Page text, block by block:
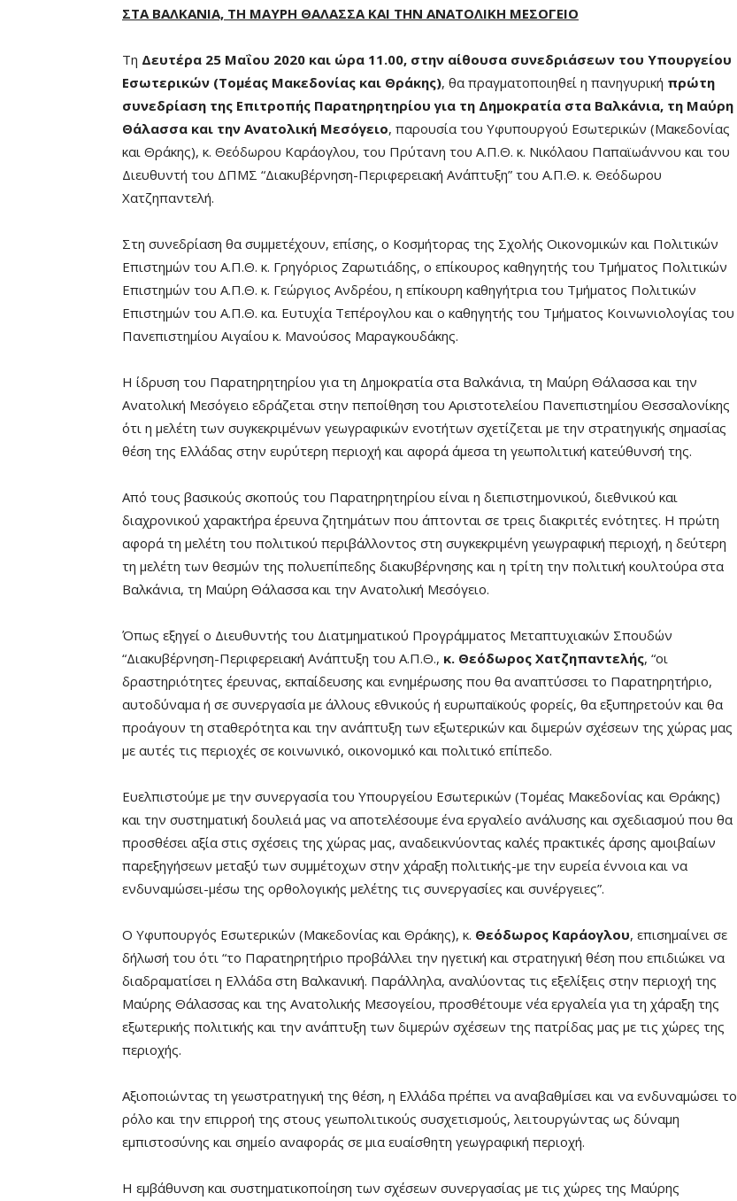
ΣΤΑ ΒΑΛΚΑΝΙΑ, ΤΗ ΜΑΥΡΗ ΘΑΛΑΣΣΑ ΚΑΙ ΤΗΝ ΑΝΑΤΟΛΙΚΗ ΜΕΣΟΓΕΙΟ
Τη Δευτέρα 25 Μαΐου 2020 και ώρα 11.00, στην αίθουσα συνεδριάσεων του Υπουργείου
Εσωτερικών (Τομέας Μακεδονίας και Θράκης), θα πραγματοποιηθεί η πανηγυρική πρώτη
συνεδρίαση της Επιτροπής Παρατηρητηρίου για τη Δημοκρατία στα Βαλκάνια, τη Μαύρη
Θάλασσα και την Ανατολική Μεσόγειο, παρουσία του Υφυπουργού Εσωτερικών (Μακεδονίας
και Θράκης), κ. Θεόδωρου Καράογλου, του Πρύτανη του Α.Π.Θ. κ. Νικόλαου Παπαϊωάννου και του
Διευθυντή του ΔΠΜΣ “Διακυβέρνηση-Περιφερειακή Ανάπτυξη” του Α.Π.Θ. κ. Θεόδωρου
Χατζηπαντελή.
Στη συνεδρίαση θα συμμετέχουν, επίσης, ο Κοσμήτορας της Σχολής Οικονομικών και Πολιτικών
Επιστημών του Α.Π.Θ. κ. Γρηγόριος Ζαρωτιάδης, ο επίκουρος καθηγητής του Τμήματος Πολιτικών
Επιστημών του Α.Π.Θ. κ. Γεώργιος Ανδρέου, η επίκουρη καθηγήτρια του Τμήματος Πολιτικών
Επιστημών του Α.Π.Θ. κα. Ευτυχία Τεπέρογλου και ο καθηγητής του Τμήματος Κοινωνιολογίας του
Πανεπιστημίου Αιγαίου κ. Μανούσος Μαραγκουδάκης.
Η ίδρυση του Παρατηρητηρίου για τη Δημοκρατία στα Βαλκάνια, τη Μαύρη Θάλασσα και την
Ανατολική Μεσόγειο εδράζεται στην πεποίθηση του Αριστοτελείου Πανεπιστημίου Θεσσαλονίκης
ότι η μελέτη των συγκεκριμένων γεωγραφικών ενοτήτων σχετίζεται με την στρατηγικής σημασίας
θέση της Ελλάδας στην ευρύτερη περιοχή και αφορά άμεσα τη γεωπολιτική κατεύθυνσή της.
Από τους βασικούς σκοπούς του Παρατηρητηρίου είναι η διεπιστημονικού, διεθνικού και
διαχρονικού χαρακτήρα έρευνα ζητημάτων που άπτονται σε τρεις διακριτές ενότητες. Η πρώτη
αφορά τη μελέτη του πολιτικού περιβάλλοντος στη συγκεκριμένη γεωγραφική περιοχή, η δεύτερη
τη μελέτη των θεσμών της πολυεπίπεδης διακυβέρνησης και η τρίτη την πολιτική κουλτούρα στα
Βαλκάνια, τη Μαύρη Θάλασσα και την Ανατολική Μεσόγειο.
Όπως εξηγεί ο Διευθυντής του Διατμηματικού Προγράμματος Μεταπτυχιακών Σπουδών
“Διακυβέρνηση-Περιφερειακή Ανάπτυξη του Α.Π.Θ., κ. Θεόδωρος Χατζηπαντελής, “οι
δραστηριότητες έρευνας, εκπαίδευσης και ενημέρωσης που θα αναπτύσσει το Παρατηρητήριο,
αυτοδύναμα ή σε συνεργασία με άλλους εθνικούς ή ευρωπαϊκούς φορείς, θα εξυπηρετούν και θα
προάγουν τη σταθερότητα και την ανάπτυξη των εξωτερικών και διμερών σχέσεων της χώρας μας
με αυτές τις περιοχές σε κοινωνικό, οικονομικό και πολιτικό επίπεδο.
Ευελπιστούμε με την συνεργασία του Υπουργείου Εσωτερικών (Τομέας Μακεδονίας και Θράκης)
και την συστηματική δουλειά μας να αποτελέσουμε ένα εργαλείο ανάλυσης και σχεδιασμού που θα
προσθέσει αξία στις σχέσεις της χώρας μας, αναδεικνύοντας καλές πρακτικές άρσης αμοιβαίων
παρεξηγήσεων μεταξύ των συμμέτοχων στην χάραξη πολιτικής-με την ευρεία έννοια και να
ενδυναμώσει-μέσω της ορθολογικής μελέτης τις συνεργασίες και συνέργειες”.
Ο Υφυπουργός Εσωτερικών (Μακεδονίας και Θράκης), κ. Θεόδωρος Καράογλου, επισημαίνει σε
δήλωσή του ότι “το Παρατηρητήριο προβάλλει την ηγετική και στρατηγική θέση που επιδιώκει να
διαδραματίσει η Ελλάδα στη Βαλκανική. Παράλληλα, αναλύοντας τις εξελίξεις στην περιοχή της
Μαύρης Θάλασσας και της Ανατολικής Μεσογείου, προσθέτουμε νέα εργαλεία για τη χάραξη της
εξωτερικής πολιτικής και την ανάπτυξη των διμερών σχέσεων της πατρίδας μας με τις χώρες της
περιοχής.
Αξιοποιώντας τη γεωστρατηγική της θέση, η Ελλάδα πρέπει να αναβαθμίσει και να ενδυναμώσει το
ρόλο και την επιρροή της στους γεωπολιτικούς συσχετισμούς, λειτουργώντας ως δύναμη
εμπιστοσύνης και σημείο αναφοράς σε μια ευαίσθητη γεωγραφική περιοχή.
Η εμβάθυνση και συστηματικοποίηση των σχέσεων συνεργασίας με τις χώρες της Μαύρης